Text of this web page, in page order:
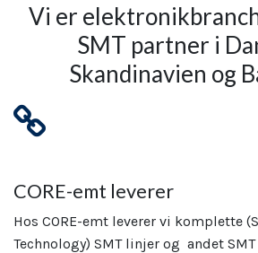
Vi er
SMT partner i
Skandinavien og
CORE-emt leverer
Hos CORE-emt leverer vi komplette
Technology) SMT linjer og andet